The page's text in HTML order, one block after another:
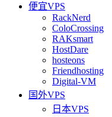
便宜VPS
RackNerd
ColoCrossing
RAKsmart
HostDare
hosteons
Friendhosting
Digital-VM
国外VPS
日本VPS